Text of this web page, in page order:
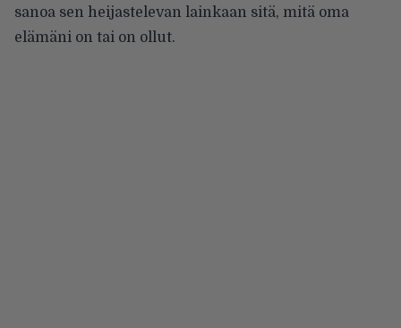
sanoa sen heijastelevan lainkaan sitä, mitä oma
elämäni on tai on ollut.